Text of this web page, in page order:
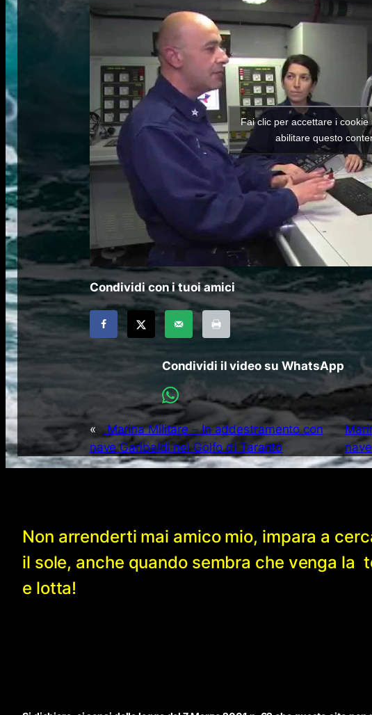
Fai clic per accettare i cookie
abilitare questo
Condividi con i tuoi amici
Condividi il video su WhatsApp
«
Marina Militare – In addestramento con
nave Garibaldi nel Golfo di Taranto
Non arrenderti mai amico mio, impara a
il sole, anche quando sembra che venga la
e lotta!